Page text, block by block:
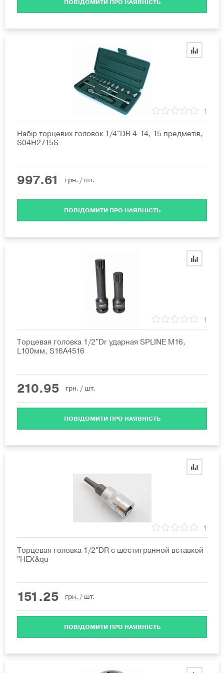
ПОВІДОМИТИ ПРО НАЯВНІСТЬ
1
Набір торцевих головок 1/4"DR 4-14, 15 предметів,
S04H2715S
997.61 грн. / шт.
ПОВІДОМИТИ ПРО НАЯВНІСТЬ
1
Торцевая головка 1/2"Dr ударная SPLINE M16,
L100мм, S16A4516
210.95 грн. / шт.
ПОВІДОМИТИ ПРО НАЯВНІСТЬ
1
Торцевая головка 1/2"DR с шестигранной вставкой
"HEX&qu
151.25 грн. / шт.
ПОВІДОМИТИ ПРО НАЯВНІСТЬ